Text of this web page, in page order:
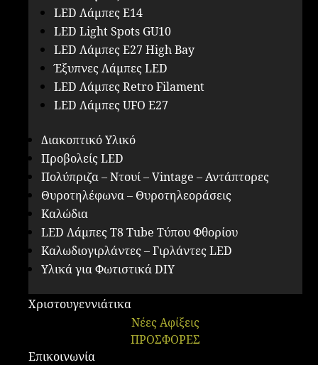
LED Λάμπες E14
LED Light Spots GU10
LED Λάμπες E27 High Bay
Έξυπνες Λάμπες LED
LED Λάμπες Retro Filament
LED Λάμπες UFO E27
Διακοπτικό Υλικό
Προβολείς LED
Πολύπριζα – Ντουί – Vintage – Αντάπτορες
Θυροτηλέφωνα – Θυροτηλεοράσεις
Καλώδια
LED Λάμπες Τ8 Tube Τύπου Φθορίου
Καλωδιογιρλάντες – Γιρλάντες LED
Υλικά για Φωτιστικά DIY
Χριστουγεννιάτικα
Νέες Αφίξεις
ΠΡΟΣΦΟΡΕΣ
Επικοινωνία